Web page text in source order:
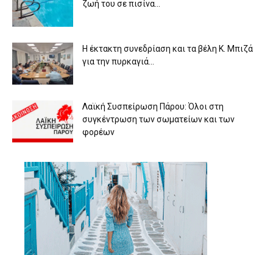
ζωή του σε πισίνα...
Η έκτακτη συνεδρίαση και τα βέλη Κ. Μπιζά
για την πυρκαγιά...
Λαϊκή Συσπείρωση Πάρου: Όλοι στη
συγκέντρωση των σωματείων και των
φορέων